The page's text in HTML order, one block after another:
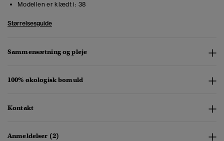
Modellen er klædt i: 38
Størrelsesguide
Sammensætning og pleje
100% økologisk bomuld
Kontakt
Anmeldelser (2)